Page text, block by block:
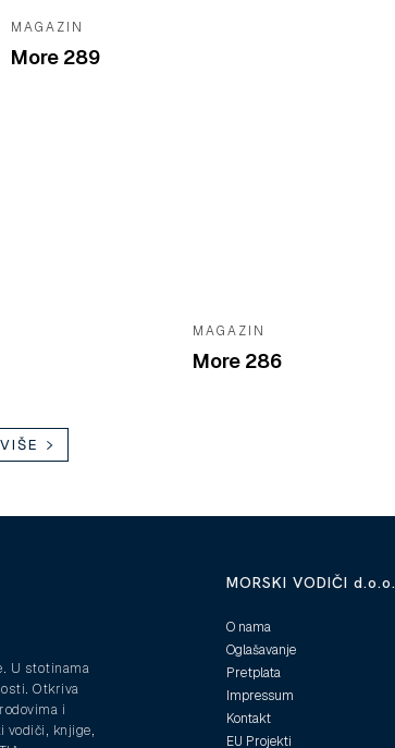
MAGAZIN
More 289
MAGAZIN
More 286
U stotinama
Otkriva
i
vodiči, knjige,
MORSKI VODIČI d.o.o.
O nama
Oglašavanje
Pretplata
Impressum
Kontakt
EU Projekti